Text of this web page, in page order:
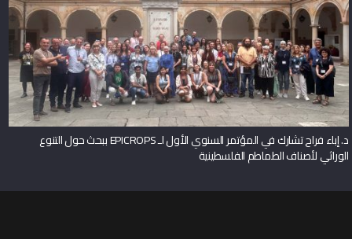
د. إباء فراح تشارك في المؤتمر السنوي الأول لـ EPICROPS ببحث حول التنوع
الوراثي لأصناف الطماطم الفلسطينية